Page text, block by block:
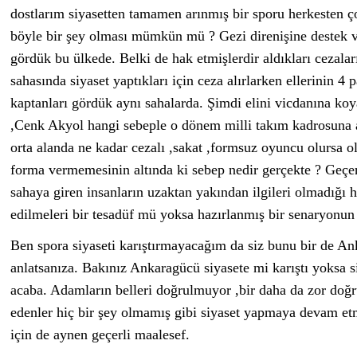
dostlarım siyasetten tamamen arınmış bir sporu
böyle bir şey olması mümkün mü ? Gezi direnişine
gördük bu ülkede. Belki de hak etmişlerdir aldıkları
sahasında siyaset yaptıkları için ceza alırlarken ellerinin 4
kaptanları gördük aynı sahalarda. Şimdi elini vicdanına
,Cenk Akyol hangi sebeple o dönem milli takım kadrosuna
orta alanda ne kadar cezalı ,sakat ,formsuz oyuncu olursa
forma vermemesinin altında ki sebep nedir gerçekte ?
sahaya giren insanların uzaktan yakından ilgileri olmadığı
edilmeleri bir tesadüf mü yoksa hazırlanmış bir
Ben spora siyaseti karıştırmayacağım da siz bunu bir de
anlatsanıza. Bakınız Ankaragücü siyasete mi karıştı yoksa
acaba. Adamların belleri doğrulmuyor ,bir daha da zor
edenler hiç bir şey olmamış gibi siyaset yapmaya devam
için de aynen geçerli maalesef.